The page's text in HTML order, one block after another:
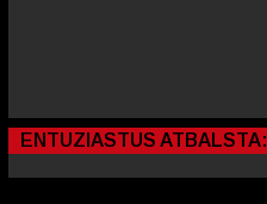
ENTUZIASTUS ATBALSTA: